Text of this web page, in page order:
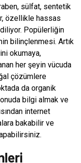
sülfat, sentetik
özellikle hassas
Popülerliğin
bilinçlenmesi. Artık
okumaya,
her şeyin vücuda
çözümlere
da organik
bilgi almak ve
internet
bakabilir ve